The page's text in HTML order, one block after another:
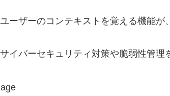
ーザーのコンテキストを覚える機能が
イバーセキュリティ対策や脆弱性管理